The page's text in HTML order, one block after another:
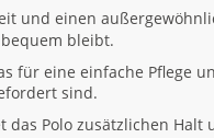
und einen
bleibt.
für eine einfache Pflege
sind.
das Polo zusätzlichen Halt